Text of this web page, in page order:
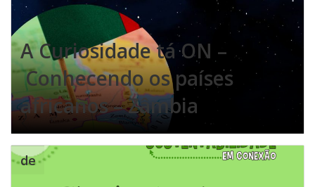
A Curiosidade tá ON –
Conhecendo os países
africanos – Zâmbia
de